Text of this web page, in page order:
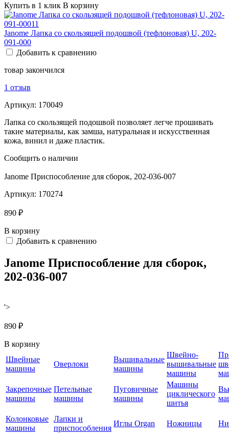
Купить в 1 клик В корзину
Janome Лапка со скользящей подошвой (тефлоновая) U, 202-
091-000
Добавить к сравнению
товар закончился
1 отзыв
Артикул: 170049
Лапка со скользящей подошвой позволяет легче прошивать
такие материалы, как замша, натуральная и искусственная
кожа, винил и даже пластик.
Сообщить о наличии
Janome Приспособление для сборок, 202-036-007
Артикул: 170274
890 ₽
В корзину
Добавить к сравнению
Janome Приспособление для сборок,
202-036-007
'>
890 ₽
В корзину
Швейные
машины
Оверлоки
Вышивальные
машины
Швейно-
вышивальные
машины
Закрепочные
машины
Петельные
машины
Пуговичные
машины
Машины
циклического
шитья
Колонковые
машины
Лапки и
приспособления
Иглы Organ Ножницы